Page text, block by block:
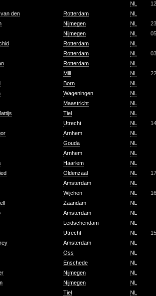
NL
den
Rotterdam
NL
Nijmegen NL
Nijmegen NL
Rotterdam
NL
Rotterdam NL
Rotterdam
NL
Mill NL
Born
NL
Wageningen
NL
Maastricht
NL
Tiel
NL
Utrecht NL
Arnhem
NL
Gouda
NL
Arnhem
NL
Haarlem
NL
Oldenzaal NL
Amsterdam
NL
Wijchen NL
Zaandam
NL
Amsterdam
NL
Leidschendam
NL
Utrecht NL
Amsterdam
NL
Oss
NL
Enschede
NL
Nijmegen
NL
Nijmegen
NL
Tiel
NL